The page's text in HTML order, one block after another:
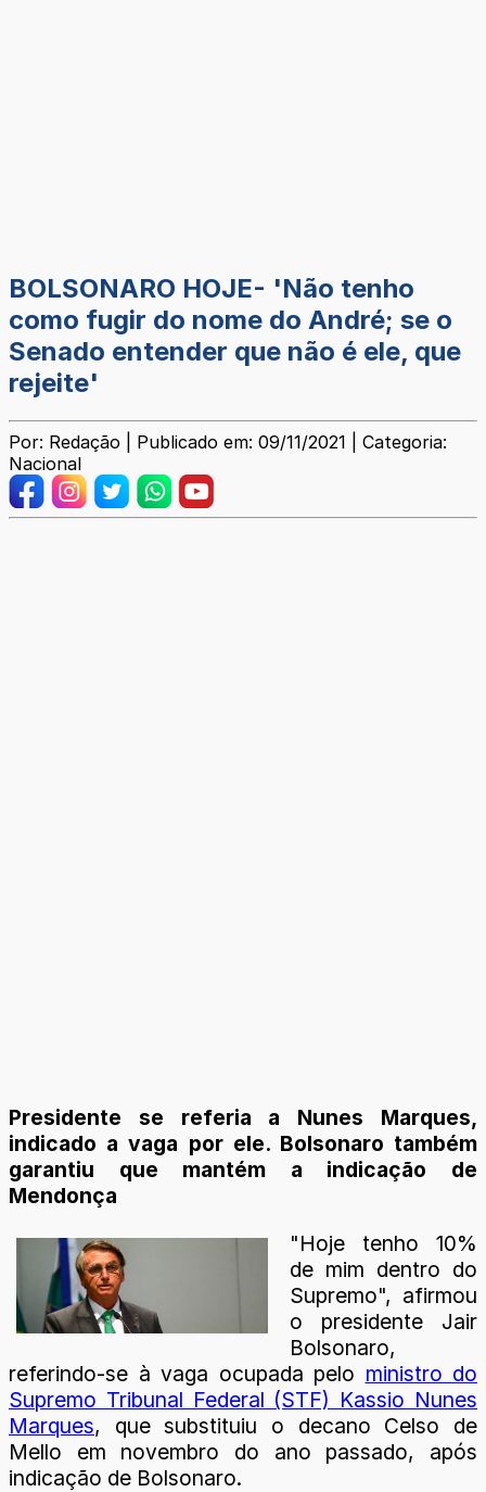
BOLSONARO HOJE- 'Não tenho
como fugir do nome do André; se o
Senado entender que não é ele, que
rejeite'
Por: Redação | Publicado em: 09/11/2021 | Categoria:
Nacional
Presidente se referia a Nunes Marques,
indicado a vaga por ele. Bolsonaro também
garantiu que mantém a indicação de
Mendonça
"Hoje tenho 10%
de mim dentro do
Supremo", afirmou
o presidente Jair
Bolsonaro,
referindo-se à vaga ocupada pelo ministro do
Supremo Tribunal Federal (STF) Kassio Nunes
Marques, que substituiu o decano Celso de
Mello em novembro do ano passado, após
indicação de Bolsonaro.